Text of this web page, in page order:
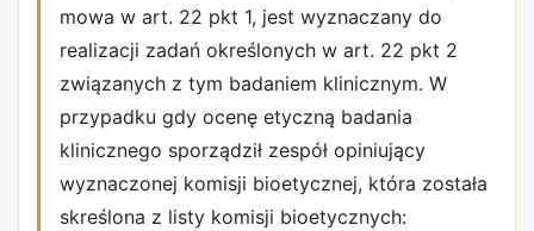
mowa w art. 22 pkt 1, jest wyznaczany do
realizacji zadań określonych w art. 22 pkt 2
związanych z tym badaniem klinicznym. W
przypadku gdy ocenę etyczną badania
klinicznego sporządził zespół opiniujący
wyznaczonej komisji bioetycznej, która została
skreślona z listy komisji bioetycznych: